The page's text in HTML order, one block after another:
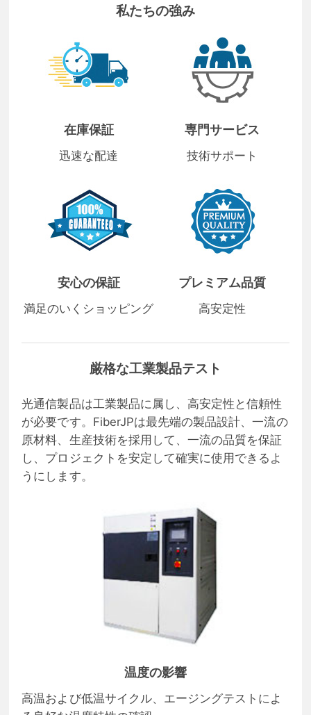
私たちの強み
在庫保証
迅速な配達
専門サービス
技術サポート
安心の保証
満足のいくショッピング
プレミアム品質
高安定性
厳格な工業製品テスト
光通信製品は工業製品に属し、高安定性と信頼性
が必要です。FiberJPは最先端の製品設計、一流の
原材料、生産技術を採用して、一流の品質を保証
し、プロジェクトを安定して確実に使用できるよ
うにします。
温度の影響
高温および低温サイクル、エージングテストによ